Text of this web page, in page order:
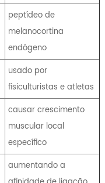
peptídeo de
melanocortina
endógeno
usado por
fisiculturistas e atletas
causar crescimento
muscular local
específico
aumentando a